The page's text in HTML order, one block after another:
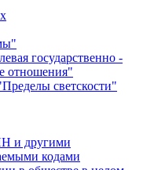
государственно -
отношения"
светскости"
и другими
кодами